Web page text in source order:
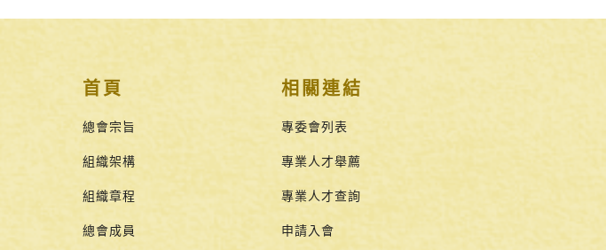
首頁
總會宗旨
組織架構
組織章程
總會成員
相關連結
專委會列表
專業人才舉薦
專業人才查詢
申請入會